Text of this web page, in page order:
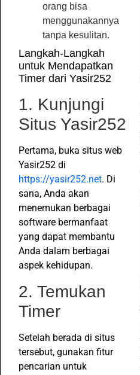
orang bisa
menggunakannya
tanpa kesulitan.
Langkah-Langkah
untuk Mendapatkan
Timer dari Yasir252
1. Kunjungi
Situs Yasir252
Pertama, buka situs web
Yasir252 di
https://yasir252.net. Di
sana, Anda akan
menemukan berbagai
software bermanfaat
yang dapat membantu
Anda dalam berbagai
aspek kehidupan.
2. Temukan
Timer
Setelah berada di situs
tersebut, gunakan fitur
pencarian untuk